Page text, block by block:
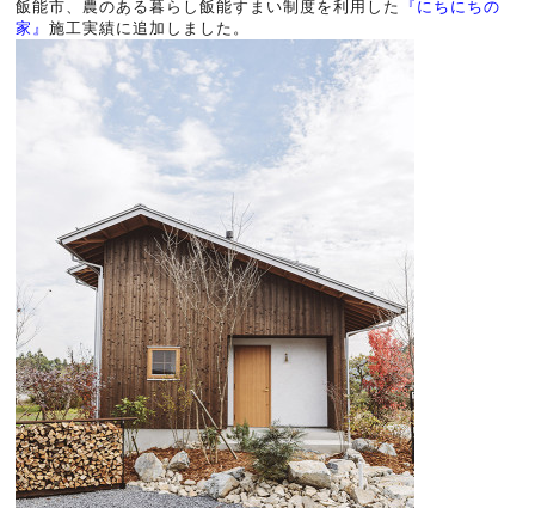
飯能市、農のある暮らし飯能すまい制度を利用した
『にちにちの
家』施工実績に追加しました。